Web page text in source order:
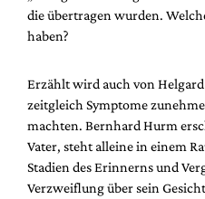
die übertragen wurden.
haben?
Erzählt wird auch von Helgard
zeitgleich Symptome
machten. Bernhard Hurm
Vater, steht alleine in einem
Stadien des Erinnerns und
Verzweiflung über sein